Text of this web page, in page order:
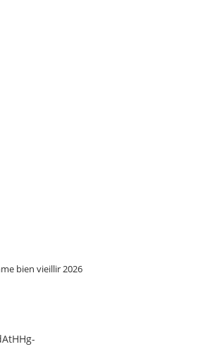
bien vieillir 2026